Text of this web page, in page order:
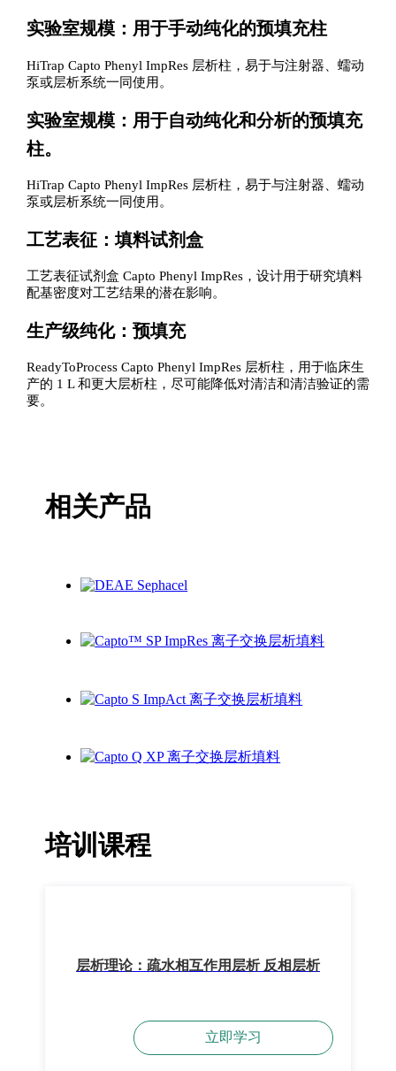
实验室规模：用于手动纯化的预填充柱
HiTrap Capto Phenyl ImpRes 层析柱，易于与注射器、蠕动
泵或层析系统一同使用。
实验室规模：用于自动纯化和分析的预填充
柱。
HiTrap Capto Phenyl ImpRes 层析柱，易于与注射器、蠕动
泵或层析系统一同使用。
工艺表征：填料试剂盒
工艺表征试剂盒 Capto Phenyl ImpRes，设计用于研究填料
配基密度对工艺结果的潜在影响。
生产级纯化：预填充
ReadyToProcess Capto Phenyl ImpRes 层析柱，用于临床生
产的 1 L 和更大层析柱，尽可能降低对清洁和清洁验证的需
要。
相关产品
培训课程
层析理论：疏水相互作用层析 反相层析
立即学习